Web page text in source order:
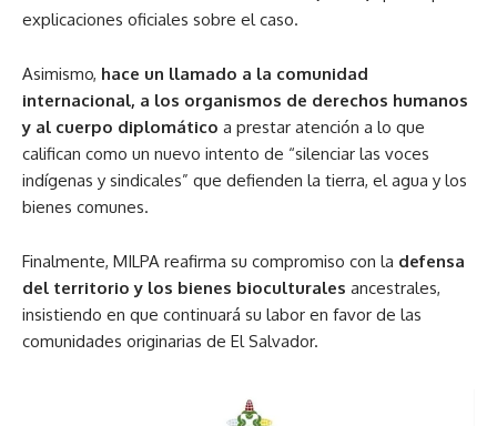
explicaciones oficiales sobre el caso.
Asimismo, hace un llamado a la comunidad
internacional, a los organismos de derechos humanos
y al cuerpo diplomático a prestar atención a lo que
califican como un nuevo intento de “silenciar las voces
indígenas y sindicales” que defienden la tierra, el agua y los
bienes comunes.
Finalmente, MILPA reafirma su compromiso con la defensa
del territorio y los bienes bioculturales ancestrales,
insistiendo en que continuará su labor en favor de las
comunidades originarias de El Salvador.